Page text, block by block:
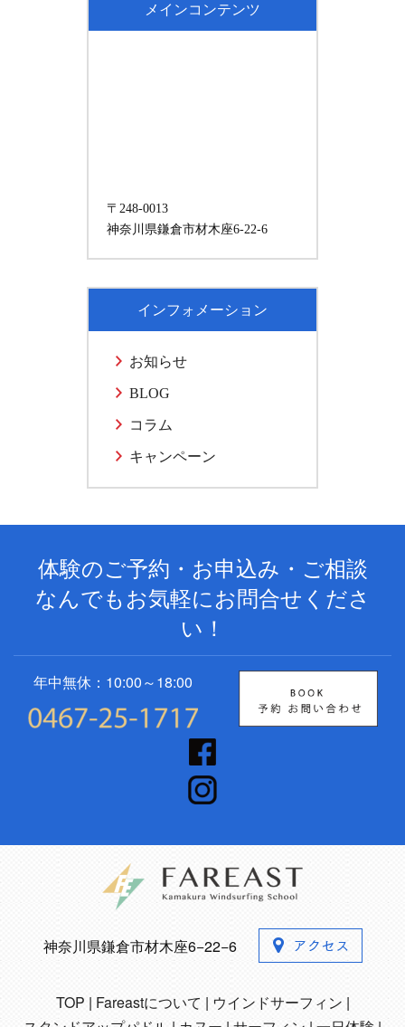
メインコンテンツ
〒248-0013
神奈川県鎌倉市材木座6-22-6
インフォメーション
お知らせ
BLOG
コラム
キャンペーン
体験のご予約・お申込み・ご相談
なんでもお気軽にお問合せくださ
い！
年中無休：10:00～18:00
神奈川県鎌倉市材木座6−22−6
TOP Fareastについて
ウインドサーフィン